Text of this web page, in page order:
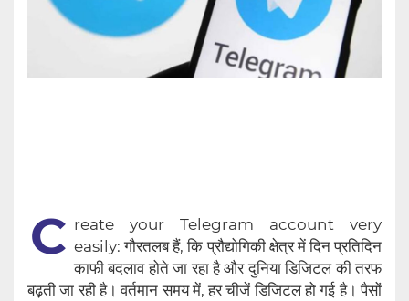
C reate your Telegram account very
easily: गौरतलब हैं, कि प्रौद्योगिकी क्षेत्र में दिन प्रतिदिन
काफी बदलाव होते जा रहा है और दुनिया डिजिटल की तरफ
बढ़ती जा रही है। वर्तमान समय में, हर चीजें डिजिटल हो गई है। पैसों